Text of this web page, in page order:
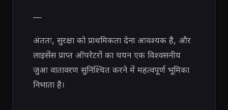
—
अंततः, सुरक्षा को प्राथमिकता देना आवश्यक है, और
लाइसेंस प्राप्त ऑपरेटरों का चयन एक विश्वसनीय
जुआ वातावरण सुनिश्चित करने में महत्वपूर्ण भूमिका
निभाता है।